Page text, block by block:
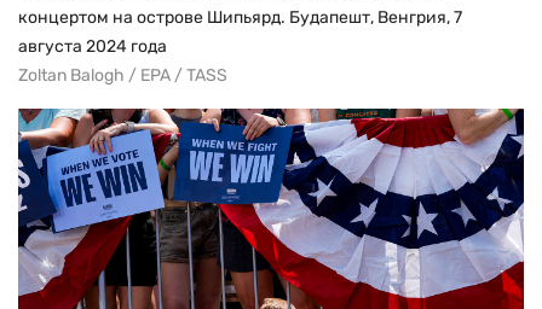
концертом на острове Шипьярд. Будапешт, Венгрия, 7
августа 2024 года
Zoltan Balogh / EPA / TASS